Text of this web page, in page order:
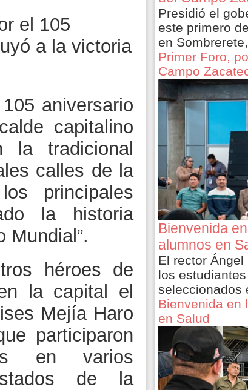
el 105
a la victoria
aniversario
capitalino
la tradicional
calles de la
principales
la historia
Mundial”.
héroes de
la capital el
Mejía Haro
participaron
en varios
de la
Presidió el
este primero
en
Primer Foro,
Campo
Bienvenida
alumnos en
El rector
los
seleccionados
Bienvenida en
en Salud